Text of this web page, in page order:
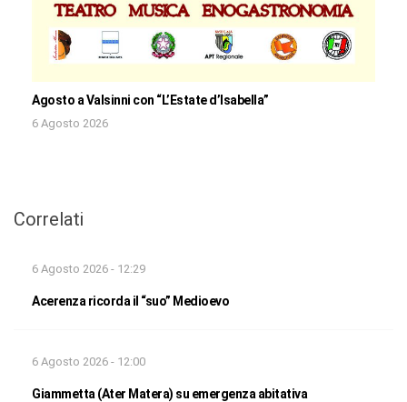
Agosto a Valsinni con “L’Estate d’Isabella”
6 Agosto 2026
Correlati
6 Agosto 2026 - 12:29
Acerenza ricorda il “suo” Medioevo
6 Agosto 2026 - 12:00
Giammetta (Ater Matera) su emergenza abitativa